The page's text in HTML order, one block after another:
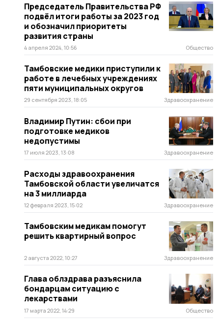
Председатель Правительства РФ
подвёл итоги работы за 2023 год
и обозначил приоритеты
развития страны
4 апреля 2024, 10:56 Общество
Тамбовские медики приступили к
работе в лечебных учреждениях
пяти муниципальных округов
29 сентября 2023, 18:05 Здравоохранение
Владимир Путин: сбои при
подготовке медиков
недопустимы
17 июля 2023, 13:08 Здравоохранение
Расходы здравоохранения
Тамбовской области увеличатся
на 3 миллиарда
12 февраля 2023, 15:02 Здравоохранение
Тамбовским медикам помогут
решить квартирный вопрос
2 августа 2022, 10:27 Здравоохранение
Глава облздрава разъяснила
бондарцам ситуацию с
лекарствами
17 марта 2022, 14:29 Общество